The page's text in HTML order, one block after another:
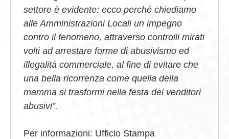
settore è evidente: ecco perché chiediamo
alle Amministrazioni Locali un impegno
contro il fenomeno, attraverso controlli mirati
volti ad arrestare forme di abusivismo ed
illegalità commerciale, al fine di evitare che
una bella ricorrenza come quella della
mamma si trasformi nella festa dei venditori
abusivi”.
Per informazioni: Ufficio Stampa